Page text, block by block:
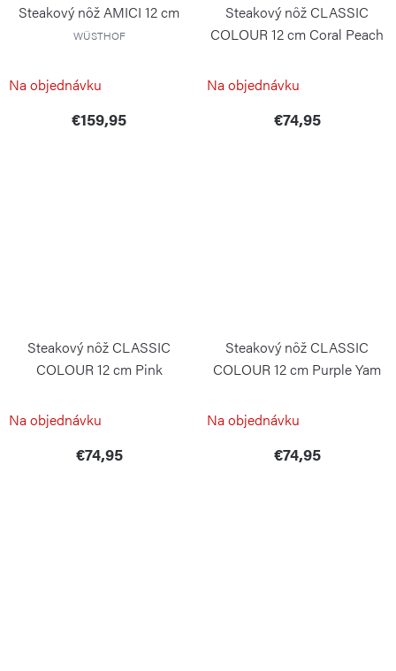
Steakový nôž AMICI 12 cm
WÜSTHOF
Na objednávku
€159,95
Steakový nôž CLASSIC
COLOUR 12 cm Coral Peach
Na objednávku
€74,95
Steakový nôž CLASSIC
COLOUR 12 cm Pink
WÜSTHOF
Na objednávku
€74,95
Steakový nôž CLASSIC
COLOUR 12 cm Purple Yam
Na objednávku
€74,95